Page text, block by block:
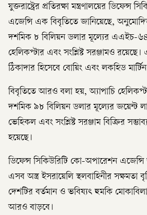
যুক্তরাষ্ট্রের প্রতিরক্ষা মন্ত্রণালয়ের ডিফেন্স
এজেন্সি এক বিবৃতিতে জানিয়েছে, অনুমোদিত
দশমিক ৮ বিলিয়ন ডলার মূল্যের এএইচ-
হেলিকপ্টার এবং সংশ্লিষ্ট সরঞ্জামও রয়েছে।
ঠিকাদার হিসেবে বোয়িং এবং লকহিড
বিবৃতিতে আরও বলা হয়, অ্যাপাচি
দশমিক ৯৮ বিলিয়ন ডলার মূল্যের জয়েন্ট
ভেহিকল এবং সংশ্লিষ্ট সরঞ্জাম বিক্রির
হয়েছে।
ডিফেন্স সিকিউরিটি কো-অপারেশন এজেন্সি
এসব অস্ত্র ইসরায়েলি স্থলবাহিনীর সক্ষমতা
দেশটির বর্তমান ও ভবিষ্যৎ হুমকি
আরও বাড়বে।